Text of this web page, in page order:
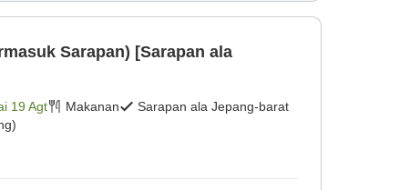
Sarapan) [Sarapan ala
19 Agt Makanan
Sarapan ala Jepang-barat